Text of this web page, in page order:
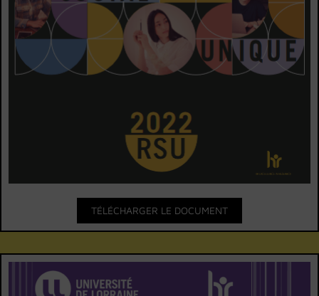
TÉLÉCHARGER LE DOCUMENT